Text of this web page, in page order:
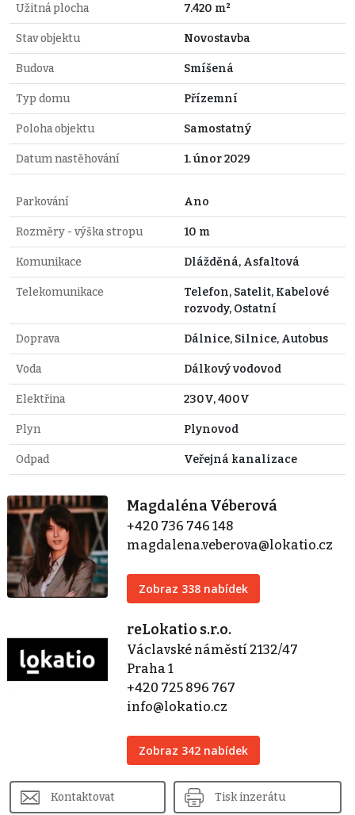
Užitná plocha 7.420 m²
Stav objektu Novostavba
Budova Smíšená
Typ domu Přízemní
Poloha objektu Samostatný
Datum nastěhování 1. únor 2029
Parkování Ano
Rozměry - výška stropu 10 m
Komunikace Dlážděná, Asfaltová
Telekomunikace
Telefon, Satelit, Kabelové
rozvody, Ostatní
Doprava Dálnice, Silnice, Autobus
Voda Dálkový vodovod
Elektřina 230V, 400V
Plyn Plynovod
Odpad Veřejná kanalizace
Magdaléna Véberová
+420 736 746 148
magdalena.veberova@lokatio.cz
Zobraz 338 nabídek
reLokatio s.r.o.
Václavské náměstí 2132/47
Praha 1
+420 725 896 767
info@lokatio.cz
Zobraz 342 nabídek
Kontaktovat Tisk inzerátu